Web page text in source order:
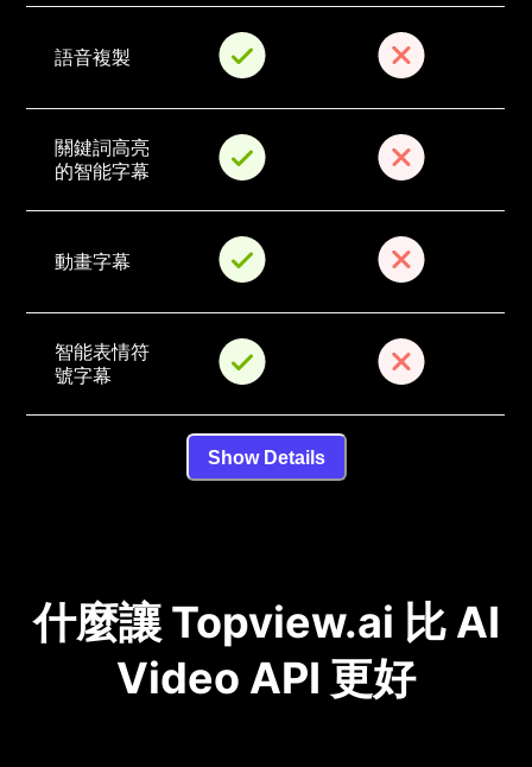
語音複製
關鍵詞高亮
的智能字幕
動畫字幕
智能表情符
號字幕
Show Details
什麼讓 Topview.ai 比 AI
Video API 更好